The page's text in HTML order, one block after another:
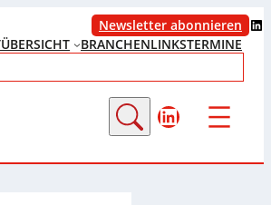
Newsletter abonnieren LinkedIn
BRANCHENLINKSTERMINE
LinkedIn